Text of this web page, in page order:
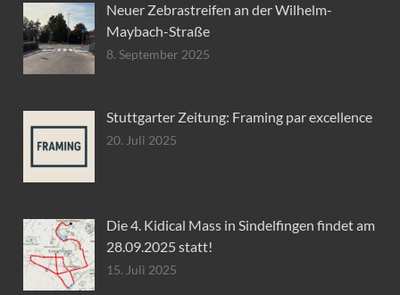
Neuer Zebrastreifen an der Wilhelm-
Maybach-Straße
8. September 2025
Stuttgarter Zeitung: Framing par excellence
20. Juli 2025
Die 4. Kidical Mass in Sindelfingen findet am
28.09.2025 statt!
15. Juli 2025